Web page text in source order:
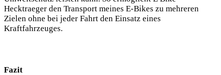
Hecktraeger den Transport meines E-Bikes zu mehreren
Zielen ohne bei jeder Fahrt den Einsatz eines
Kraftfahrzeuges.
Fazit